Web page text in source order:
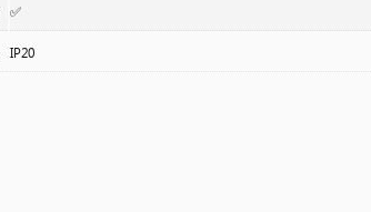
✅
IP20